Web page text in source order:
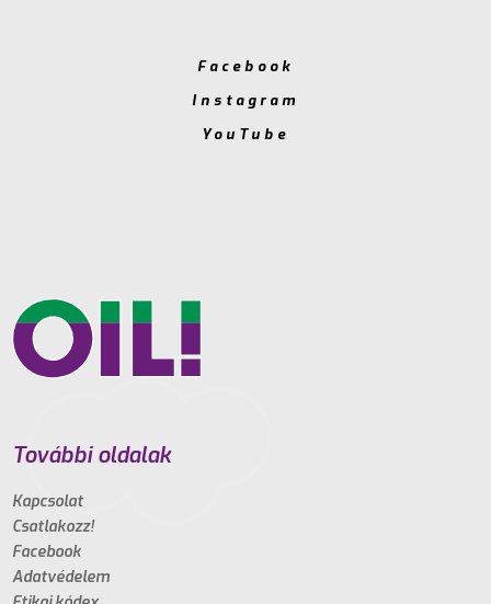
Facebook
Instagram
YouTube
További oldalak
Kapcsolat
Csatlakozz!
Facebook
Adatvédelem